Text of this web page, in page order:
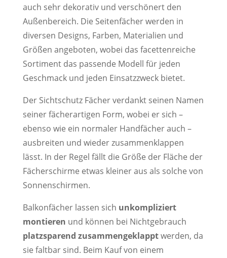
auch sehr dekorativ und verschönert den
Außenbereich. Die Seitenfächer werden in
diversen Designs, Farben, Materialien und
Größen angeboten, wobei das facettenreiche
Sortiment das passende Modell für jeden
Geschmack und jeden Einsatzzweck bietet.
Der Sichtschutz Fächer verdankt seinen Namen
seiner fächerartigen Form, wobei er sich –
ebenso wie ein normaler Handfächer auch –
ausbreiten und wieder zusammenklappen
lässt. In der Regel fällt die Größe der Fläche der
Fächerschirme etwas kleiner aus als solche von
Sonnenschirmen.
Balkonfächer lassen sich unkompliziert
montieren und können bei Nichtgebrauch
platzsparend zusammengeklapptwerden, da
sie faltbar sind. Beim Kauf von einem